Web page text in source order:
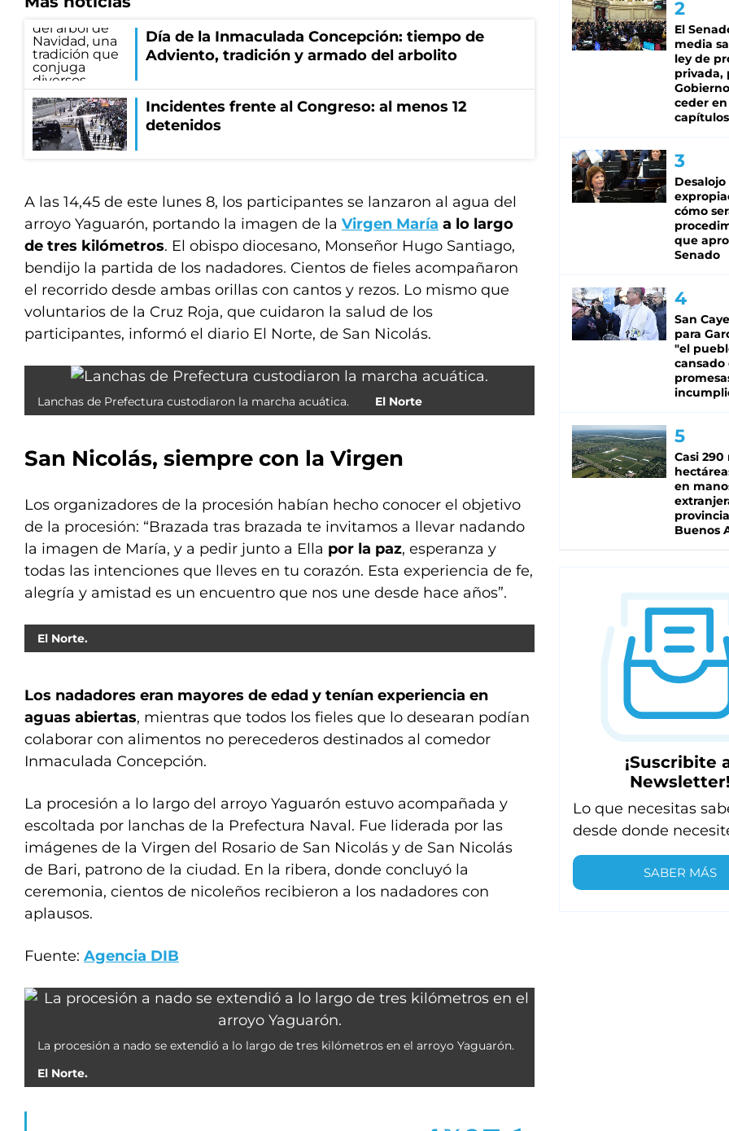
Día de la Inmaculada Concepción: tiempo de
Adviento, tradición y armado del arbolito
Incidentes frente al Congreso: al menos 12
detenidos
A las 14,45 de este lunes 8, los participantes se lanzaron al agua del
arroyo Yaguarón, portando la imagen de la Virgen María a lo largo
de tres kilómetros. El obispo diocesano, Monseñor Hugo Santiago,
bendijo la partida de los nadadores. Cientos de fieles acompañaron
el recorrido desde ambas orillas con cantos y rezos. Lo mismo que
voluntarios de la Cruz Roja, que cuidaron la salud de los
participantes, informó el diario El Norte, de San Nicolás.
Lanchas de Prefectura custodiaron la marcha acuática. El Norte
San Nicolás, siempre con la Virgen
Los organizadores de la procesión habían hecho conocer el objetivo
de la procesión: “Brazada tras brazada te invitamos a llevar nadando
la imagen de María, y a pedir junto a Ella por la paz, esperanza y
todas las intenciones que lleves en tu corazón. Esta experiencia de fe,
alegría y amistad es un encuentro que nos une desde hace años”.
El Norte.
Los nadadores eran mayores de edad y tenían experiencia en
aguas abiertas, mientras que todos los fieles que lo desearan podían
colaborar con alimentos no perecederos destinados al comedor
Inmaculada Concepción.
La procesión a lo largo del arroyo Yaguarón estuvo acompañada y
escoltada por lanchas de la Prefectura Naval. Fue liderada por las
imágenes de la Virgen del Rosario de San Nicolás y de San Nicolás
de Bari, patrono de la ciudad. En la ribera, donde concluyó la
ceremonia, cientos de nicoleños recibieron a los nadadores con
aplausos.
Fuente: Agencia DIB
La procesión a nado se extendió a lo largo de tres kilómetros en el arroyo Yaguarón.
El Norte.
El
media
ley de
privada,
ceder
capítulos
cómo
que
Senado
San
para
"el
cansado
Casi 290
en
Buenos
¡Suscribite
Lo que necesitas
desde donde
SABER MÁS